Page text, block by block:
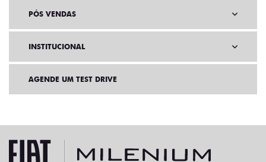
PÓS VENDAS
INSTITUCIONAL
AGENDE UM TEST DRIVE